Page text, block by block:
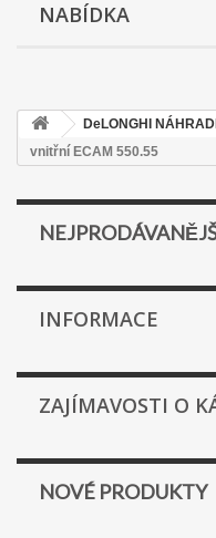
NABÍDKA
DeLONGHI
vnitřní ECAM 550.55
INFORMACE
ZAJÍMAVOSTI O
NOVÉ PRODUKTY